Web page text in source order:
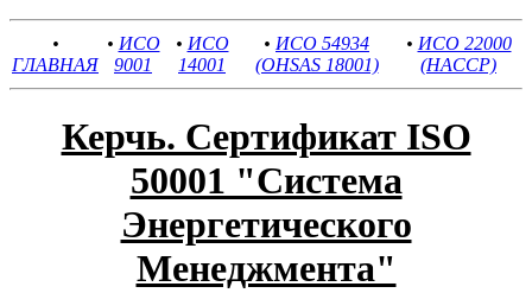
•
ГЛАВНАЯ
• ИСО
9001
• ИСО
14001
• ИСО 54934
(OHSAS 18001)
• ИСО 22000
(HACCP)
Керчь. Сертификат ISO
50001 "Система
Энергетического
Менеджмента"